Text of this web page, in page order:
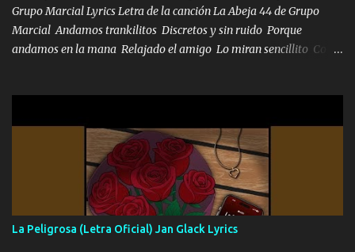
los HERMANOS un cerebro inteligente y com...
Grupo Marcial Lyrics Letra de la canción La Abeja 44 de Grupo
Marcial Andamos trankilitos Discretos y sin ruido Porque
andamos en la mana Relajado el amigo Lo miran sencillito Con
coronamos Se jala los marciales Y sus guitarras ya van sonando
Un gallardo me prendo Para agarrar el vuelo y la mente y
tranquilizando Tomense un buen trago Y así es como empezamos
los versos que voy cantando (Music) A vido alta y bajas La carreta
se atora Pero nunca le aflojamos Ya me han pasado cosas Y
aunque ustedes no sepan Pero la vida es muy corta Hay que
echarle chingazos Y seguir trabajando porque nada es...
La Peligrosa (Letra Oficial) Jan Glack Lyrics